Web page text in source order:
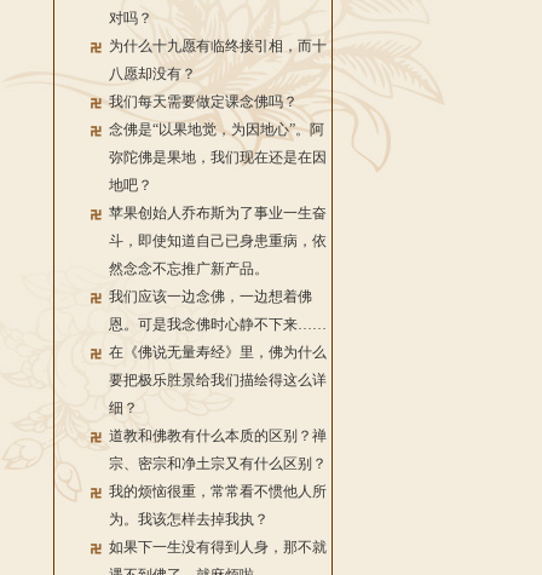
对吗？
为什么十九愿有临终接引相，而十
八愿却没有？
我们每天需要做定课念佛吗？
念佛是“以果地觉，为因地心”。阿
弥陀佛是果地，我们现在还是在因
地吧？
苹果创始人乔布斯为了事业一生奋
斗，即使知道自己已身患重病，依
然念念不忘推广新产品。
我们应该一边念佛，一边想着佛
恩。可是我念佛时心静不下来……
在《佛说无量寿经》里，佛为什么
要把极乐胜景给我们描绘得这么详
细？
道教和佛教有什么本质的区别？禅
宗、密宗和净土宗又有什么区别？
我的烦恼很重，常常看不惯他人所
为。我该怎样去掉我执？
如果下一生没有得到人身，那不就